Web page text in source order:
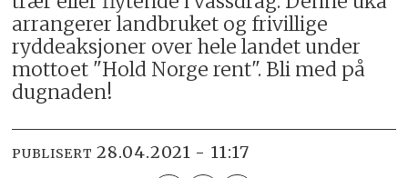
arrangerer landbruket og frivillige
ryddeaksjoner over hele landet under
mottoet "Hold Norge rent". Bli med på
dugnaden!
PUBLISERT 28.04.2021 - 11:17